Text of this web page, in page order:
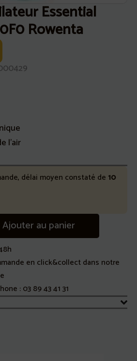
Essential
Rowenta
l'air
délai moyen constaté de 10
Ajouter au panier
en click&collect dans notre
:03 89 43 41 31